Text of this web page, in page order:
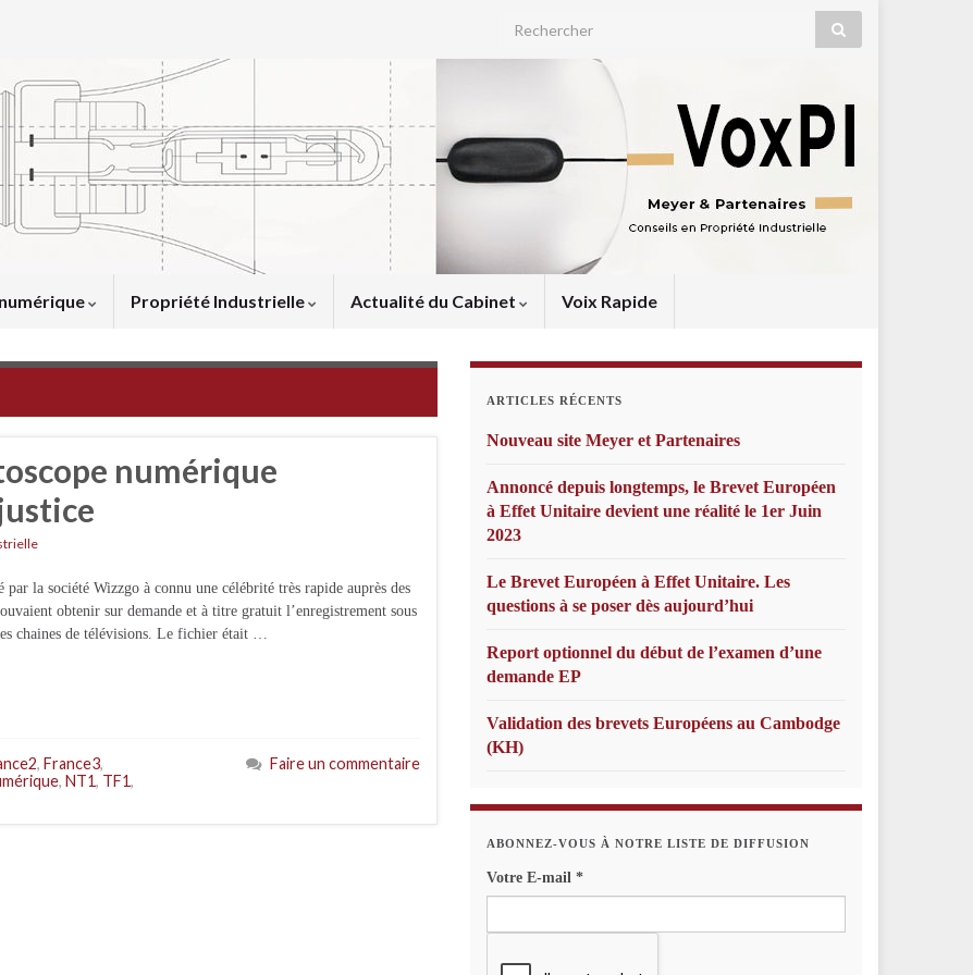
Search for:
Propriété Industrielle Actualité du Cabinet Voix Rapide
numérique
la société Wizzgo à connu une célébrité très rapide auprès des
obtenir sur demande et à titre gratuit l’enregistrement sous
chaines de télévisions. Le fichier était …
, France3,
, NT1, TF1,
Faire un commentaire
ARTICLES RÉCENTS
Nouveau site Meyer et Partenaires
Annoncé depuis longtemps, le Brevet Européen
à Effet Unitaire devient une réalité le 1er Juin
2023
Le Brevet Européen à Effet Unitaire. Les
questions à se poser dès aujourd’hui
Report optionnel du début de l’examen d’une
demande EP
Validation des brevets Européens au Cambodge
(KH)
ABONNEZ-VOUS À NOTRE LISTE DE DIFFUSION
Votre E-mail *